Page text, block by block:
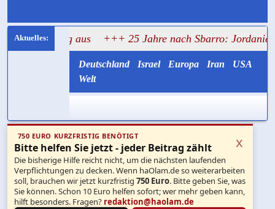
aus +++ 25 Jahre nach Sbarro: Jordanien liefert
Deutschland Israel Europa Iran
USA
Welt
750 EURO KURZFRISTIG BENÖTIGT
Bitte helfen Sie jetzt - jeder Beitrag zählt
Die bisherige Hilfe reicht nicht, um die nächsten laufenden
Verpflichtungen zu decken. Wenn haOlam.de so weiterarbeiten
soll, brauchen wir jetzt kurzfristig750 Euro. Bitte geben Sie, was
Sie können. Schon 10 Euro helfen sofort; wer mehr geben kann,
hilft besonders. Fragen? redaktion@haolam.de
x